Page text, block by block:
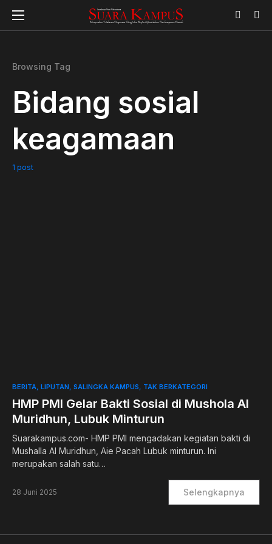
Browsing Tag
Bidang sosial
keagamaan
1 post
1
BERITA LIPUTAN SALINGKA KAMPUS TAK BERKATEGORI
HMP PMI Gelar Bakti Sosial di Mushola Al
Muridhun, Lubuk Minturun
Suarakampus.com- HMP PMI mengadakan kegiatan bakti di
Mushalla Al Muridhun, Aie Pacah Lubuk minturun. Ini
merupakan salah satu…
28 Juni 2025 Selengkapnya